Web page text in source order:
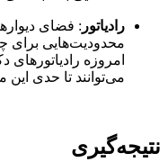
رادیاتور : فضای
محدودیت‌هایی برای
امروزه رادیاتورهای
می‌توانند تا حدی
نتیجه‌گیری